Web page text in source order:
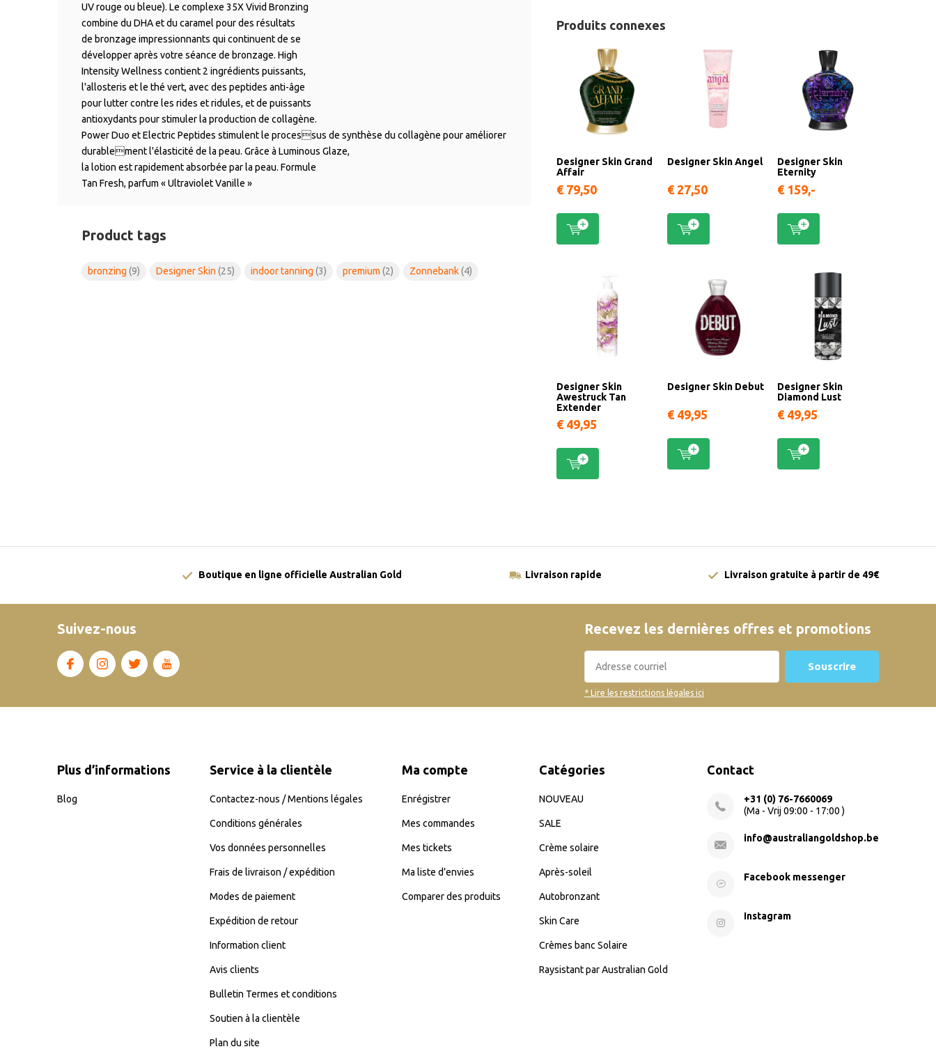
UV rouge ou bleue). Le complexe 35X Vivid Bronzing
combine du DHA et du caramel pour des résultats
de bronzage impressionnants qui continuent de se
développer après votre séance de bronzage. High
Intensity Wellness contient 2 ingrédients puissants,
l'allosteris et le thé vert, avec des peptides anti-âge
pour lutter contre les rides et ridules, et de puissants
antioxydants pour stimuler la production de collagène.
Power Duo et Electric Peptides stimulent le processus de synthèse du collagène pour améliorer
durablement l'élasticité de la peau. Grâce à Luminous Glaze,
la lotion est rapidement absorbée par la peau. Formule
Tan Fresh, parfum « Ultraviolet Vanille »
Product tags
bronzing (9) Designer Skin (25) indoor tanning (3) premium (2) Zonnebank(4)
Produits connexes
Designer Skin Grand
Affair
€ 79,50
Designer Skin Angel
€ 27,50
Designer Skin
Eternity
€ 159,-
Designer Skin
Awestruck Tan
Extender
€ 49,95
Designer Skin Debut
€ 49,95
Designer Skin
Diamond Lust
€ 49,95
Boutique en ligne officielle Australian Gold Livraison rapide Livraison gratuite à partir de 49€
Suivez-nous Recevez les dernières offres et promotions
Souscrire
* Lire les restrictions légales ici
Plus d’informations
Blog
Service à la clientèle
Contactez-nous / Mentions légales
Conditions générales
Vos données personnelles
Frais de livraison / expédition
Modes de paiement
Expédition de retour
Information client
Avis clients
Bulletin Termes et conditions
Soutien à la clientèle
Plan du site
Ma compte
Enrégistrer
Mes commandes
Mes tickets
Ma liste d’envies
Comparer des produits
Catégories
NOUVEAU
SALE
Crème solaire
Après-soleil
Autobronzant
Skin Care
Crèmes banc Solaire
Raysistant par Australian Gold
Contact
+31 (0) 76-7660069
(Ma - Vrij 09:00 - 17:00 )
info@australiangoldshop.be
Facebook messenger
Instagram